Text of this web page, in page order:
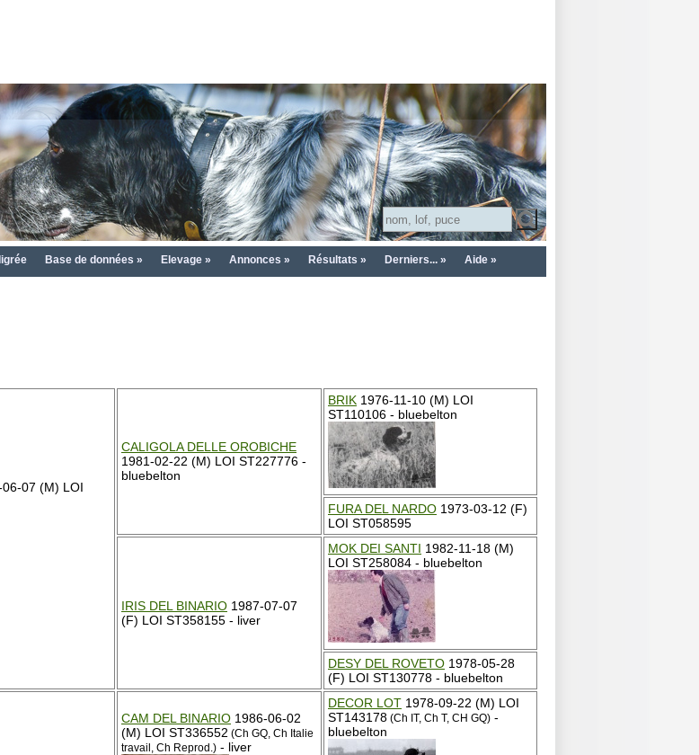
Base de données » Elevage » Annonces » Résultats » Derniers... » Aide »
06-07 (M) LOI
CALIGOLA DELLE OROBICHE
1981-02-22 (M) LOI ST227776 -
bluebelton
BRIK 1976-11-10 (M) LOI
ST110106 - bluebelton
FURA DEL NARDO 1973-03-12 (F)
LOI ST058595
IRIS DEL BINARIO 1987-07-07
(F) LOI ST358155 - liver
MOK DEI SANTI 1982-11-18 (M)
LOI ST258084 - bluebelton
DESY DEL ROVETO 1978-05-28
(F) LOI ST130778 - bluebelton
CAM DEL BINARIO 1986-06-02
(M) LOI ST336552 (Ch GQ, Ch Italie
travail, Ch Reprod.) - liver
DECOR LOT 1978-09-22 (M) LOI
ST143178 (Ch IT, Ch T, CH GQ) -
bluebelton